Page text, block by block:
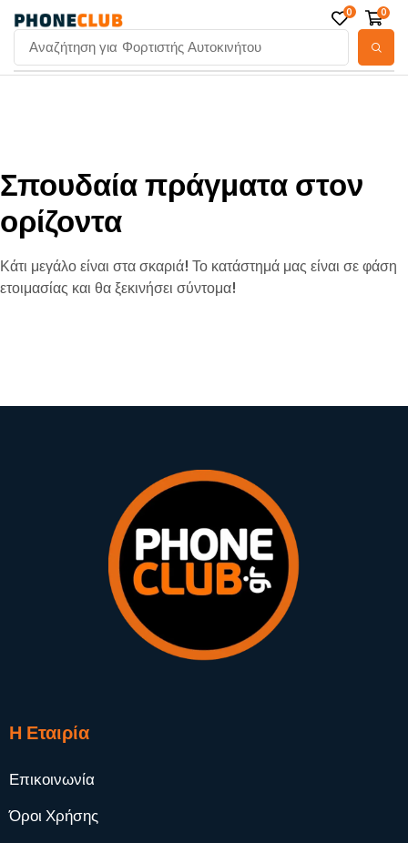
Αναζήτηση για Φορτιστής Αυτοκινήτου
0 0
Σπουδαία πράγματα στον
ορίζοντα
Κάτι μεγάλο είναι στα σκαριά! Το κατάστημά μας είναι σε φάση
ετοιμασίας και θα ξεκινήσει σύντομα!
Η Εταιρία
Επικοινωνία
Όροι Χρήσης